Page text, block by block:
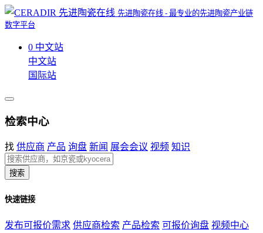
先进陶瓷在线 - 最专业的先进陶瓷产业链
数字平台
0 中文站
中文站
国际站
检索中心
找 供应商 产品 询盘 新闻 展会会议 视频 知识
搜索
快速链接
发布可报价需求 供应商检索 产品检索 可报价询盘 视频中心